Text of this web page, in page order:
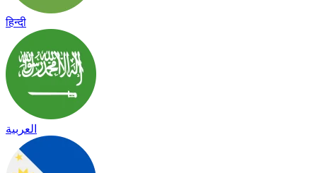
हिन्दी
العربية